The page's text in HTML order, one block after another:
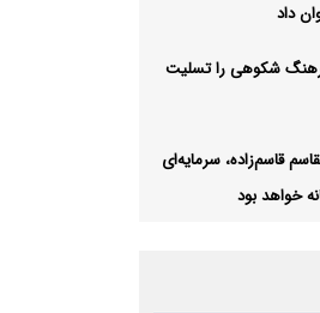
داد
شکوهی را تسلیت
قاسم‌زاده، سرمایه‌ای
خواهد بود